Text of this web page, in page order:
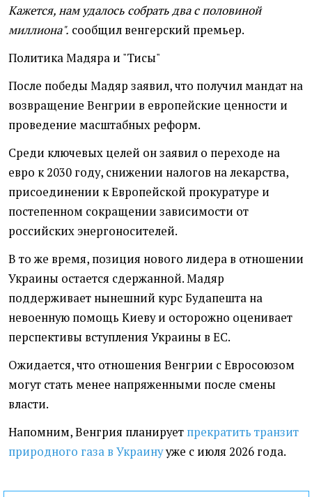
Кажется, нам удалось собрать два с половиной
миллиона". сообщил венгерский премьер.
Политика Мадяра и "Тисы"
После победы Мадяр заявил, что получил мандат на
возвращение Венгрии в европейские ценности и
проведение масштабных реформ.
Среди ключевых целей он заявил о переходе на
евро к 2030 году, снижении налогов на лекарства,
присоединении к Европейской прокуратуре и
постепенном сокращении зависимости от
российских энергоносителей.
В то же время, позиция нового лидера в отношении
Украины остается сдержанной. Мадяр
поддерживает нынешний курс Будапешта на
невоенную помощь Киеву и осторожно оценивает
перспективы вступления Украины в ЕС.
Ожидается, что отношения Венгрии с Евросоюзом
могут стать менее напряженными после смены
власти.
Напомним, Венгрия планирует прекратить транзит
природного газа в Украинууже с июля 2026 года.